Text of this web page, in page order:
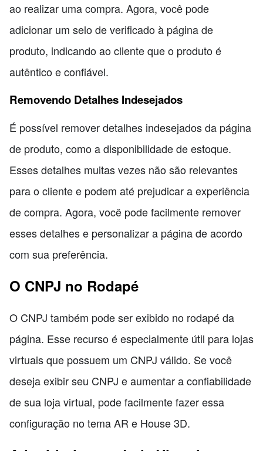
ao realizar uma compra. Agora, você pode
adicionar um selo de verificado à página de
produto, indicando ao cliente que o produto é
autêntico e confiável.
Removendo Detalhes Indesejados
É possível remover detalhes indesejados da página
de produto, como a disponibilidade de estoque.
Esses detalhes muitas vezes não são relevantes
para o cliente e podem até prejudicar a experiência
de compra. Agora, você pode facilmente remover
esses detalhes e personalizar a página de acordo
com sua preferência.
O CNPJ no Rodapé
O CNPJ também pode ser exibido no rodapé da
página. Esse recurso é especialmente útil para lojas
virtuais que possuem um CNPJ válido. Se você
deseja exibir seu CNPJ e aumentar a confiabilidade
de sua loja virtual, pode facilmente fazer essa
configuração no tema AR e House 3D.